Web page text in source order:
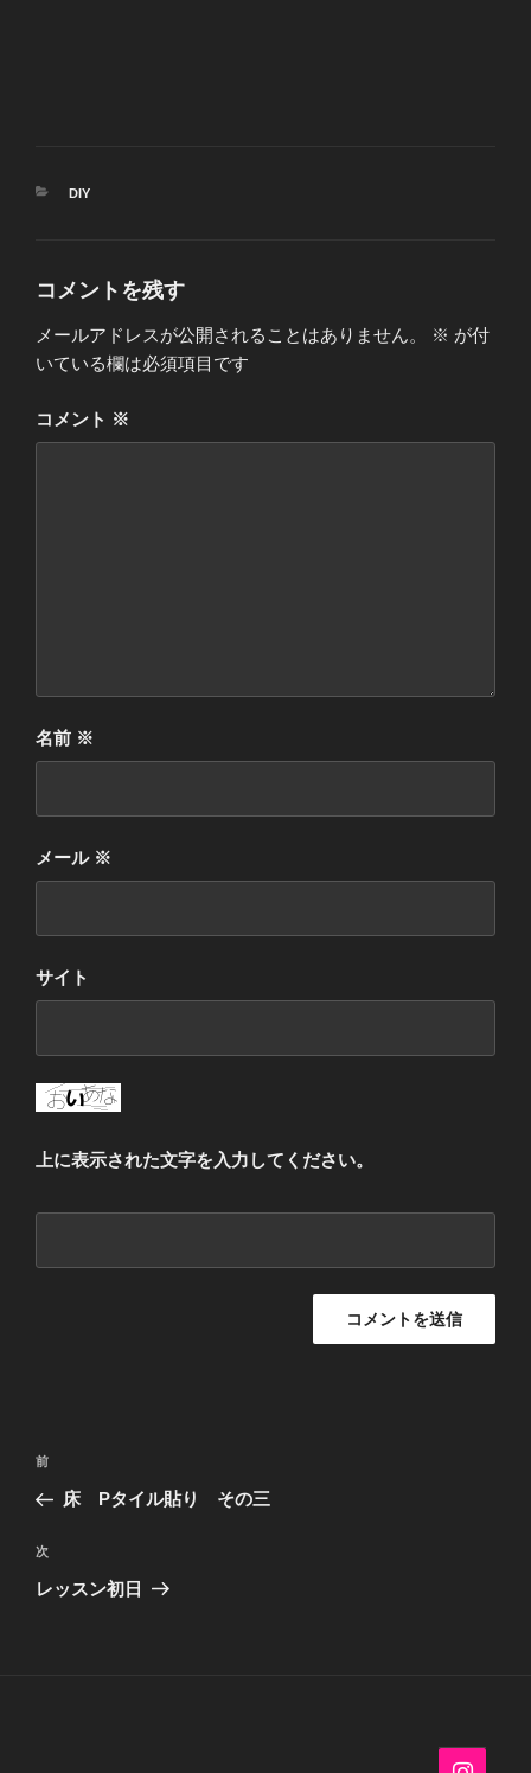
カ
DIY
コメントを残す
メールアドレスが公開されることはありません。 ※ が付
いている欄は必須項目です
コメント ※
名前 ※
メール ※
サイト
上に表示された文字を入力してください。
投
ナ
ビ
ゲ
過
去
投
前
床 Pタイル貼り その三
次
の
次
レッスン初日